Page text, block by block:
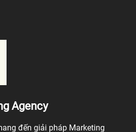
Agency
đến giải pháp Marketing